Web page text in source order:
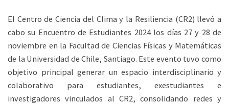
El Centro de Ciencia del Clima y la Resiliencia (CR2) llevó a
cabo su Encuentro de Estudiantes 2024 los días 27 y 28 de
noviembre en la Facultad de Ciencias Físicas y Matemáticas
de la Universidad de Chile, Santiago. Este evento tuvo como
objetivo principal generar un espacio interdisciplinario y
colaborativo para estudiantes, exestudiantes e
investigadores vinculados al CR2, consolidando redes y